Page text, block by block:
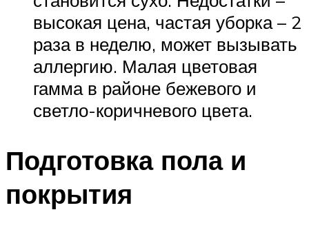
высокая цена, частая уборка – 2
раза в неделю, может вызывать
аллергию. Малая цветовая
гамма в районе бежевого и
светло-коричневого цвета.
Подготовка пола и
покрытия